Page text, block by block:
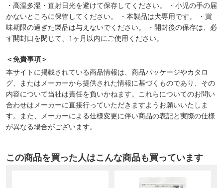
・高温多湿・直射日光を避けて保存してください。 ・小児の手の届
かないところに保管してください。 ・本製品は犬専用です。 ・賞
味期限の過ぎた製品は与えないでください。 ・開封後の保存は、必
ず開封口を閉じて、1ヶ月以内にご使用ください。
＜免責事項＞
本サイトに掲載されている商品情報は、商品パッケージやカタロ
グ、またはメーカーから提供された情報に基づくものであり、その
内容について当社は責任を負いかねます。これらについてのお問い
合わせはメーカーに直接行っていただきますようお願いいたしま
す。また、メーカーによる仕様変更に伴い商品の表記と実際の仕様
が異なる場合がございます。
この商品を買った人はこんな商品も買っています